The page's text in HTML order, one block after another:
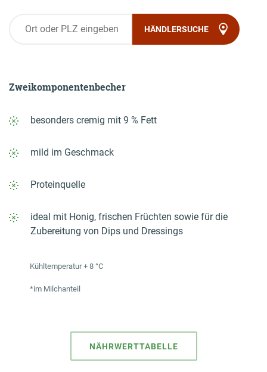
Kontakt
HÄNDLERSUCHE
Zweikomponenten­becher
besonders cremig mit 9 % Fett
mild im Geschmack
Proteinquelle
ideal mit Honig, frischen Früchten sowie für die
Zubereitung von Dips und Dressings
Kühltemperatur + 8 °C
*im Milchanteil
NÄHRWERTTABELLE